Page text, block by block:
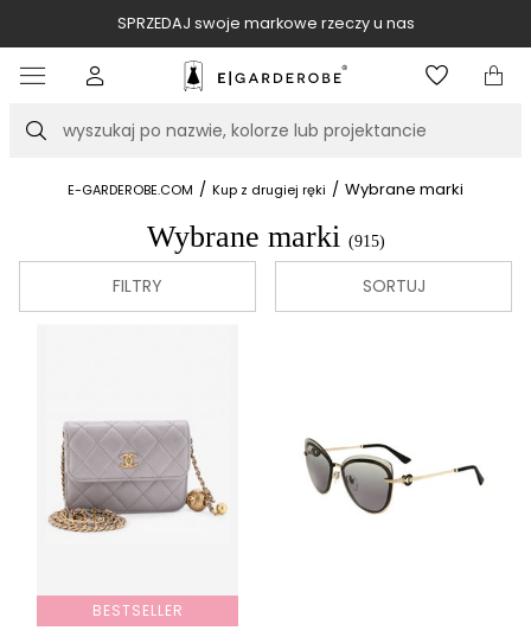
SPRZEDAJ swoje markowe rzeczy u nas
Szukaj
E-GARDEROBE.COM / Kup z drugiej ręki / Wybrane marki
Wybrane marki (915)
FILTRY SORTUJ
BESTSELLER